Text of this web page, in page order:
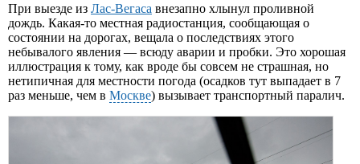
При выезде из Лас-Вегаса внезапно хлынул проливной
дождь. Какая-то местная радиостанция, сообщающая о
состоянии на дорогах, вещала о последствиях этого
небывалого явления — всюду аварии и пробки. Это хорошая
иллюстрация к тому, как вроде бы совсем не страшная, но
нетипичная для местности погода (осадков тут выпадает в 7
раз меньше, чем в Москве) вызывает транспортный паралич.